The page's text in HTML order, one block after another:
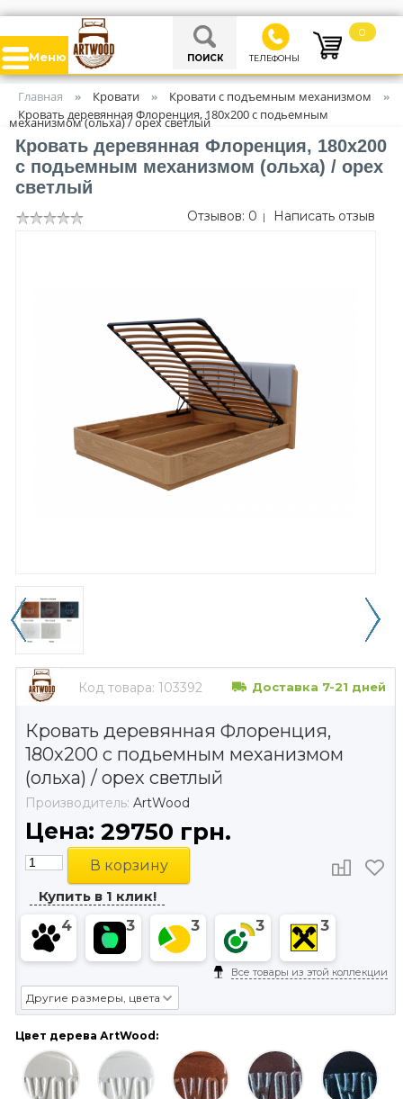
Меню ПОИСК ТЕЛЕФОНЫ
0
Главная » Кровати » Кровати с подъемным механизмом »
Кровать деревянная Флоренция, 180х200 с подьемным
механизмом (ольха) / орех светлый
Кровать деревянная Флоренция, 180х200
с подьемным механизмом (ольха) / орех
светлый
Отзывов: 0 | Написать отзыв
Код товара: 103392 Доставка 7-21 дней
Кровать деревянная Флоренция,
180х200 с подьемным механизмом
(ольха) / орех светлый
Производитель: ArtWood
Цена: 29750 грн.
В корзину
Купить в 1 клик!
4
3 3 3 3
Все товары из этой коллекции
Другие размеры, цвета
Цвет дерева АrtWood: